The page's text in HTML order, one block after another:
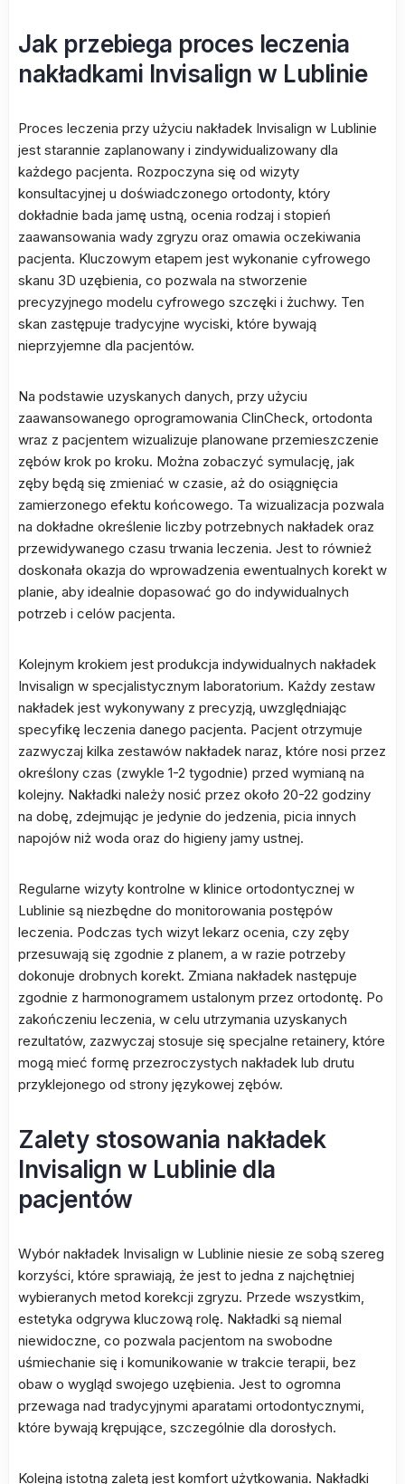
Jak przebiega proces leczenia
nakładkami Invisalign w Lublinie
Proces leczenia przy użyciu nakładek Invisalign w Lublinie
jest starannie zaplanowany i zindywidualizowany dla
każdego pacjenta. Rozpoczyna się od wizyty
konsultacyjnej u doświadczonego ortodonty, który
dokładnie bada jamę ustną, ocenia rodzaj i stopień
zaawansowania wady zgryzu oraz omawia oczekiwania
pacjenta. Kluczowym etapem jest wykonanie cyfrowego
skanu 3D uzębienia, co pozwala na stworzenie
precyzyjnego modelu cyfrowego szczęki i żuchwy. Ten
skan zastępuje tradycyjne wyciski, które bywają
nieprzyjemne dla pacjentów.
Na podstawie uzyskanych danych, przy użyciu
zaawansowanego oprogramowania ClinCheck, ortodonta
wraz z pacjentem wizualizuje planowane przemieszczenie
zębów krok po kroku. Można zobaczyć symulację, jak
zęby będą się zmieniać w czasie, aż do osiągnięcia
zamierzonego efektu końcowego. Ta wizualizacja pozwala
na dokładne określenie liczby potrzebnych nakładek oraz
przewidywanego czasu trwania leczenia. Jest to również
doskonała okazja do wprowadzenia ewentualnych korekt w
planie, aby idealnie dopasować go do indywidualnych
potrzeb i celów pacjenta.
Kolejnym krokiem jest produkcja indywidualnych nakładek
Invisalign w specjalistycznym laboratorium. Każdy zestaw
nakładek jest wykonywany z precyzją, uwzględniając
specyfikę leczenia danego pacjenta. Pacjent otrzymuje
zazwyczaj kilka zestawów nakładek naraz, które nosi przez
określony czas (zwykle 1-2 tygodnie) przed wymianą na
kolejny. Nakładki należy nosić przez około 20-22 godziny
na dobę, zdejmując je jedynie do jedzenia, picia innych
napojów niż woda oraz do higieny jamy ustnej.
Regularne wizyty kontrolne w klinice ortodontycznej w
Lublinie są niezbędne do monitorowania postępów
leczenia. Podczas tych wizyt lekarz ocenia, czy zęby
przesuwają się zgodnie z planem, a w razie potrzeby
dokonuje drobnych korekt. Zmiana nakładek następuje
zgodnie z harmonogramem ustalonym przez ortodontę. Po
zakończeniu leczenia, w celu utrzymania uzyskanych
rezultatów, zazwyczaj stosuje się specjalne retainery, które
mogą mieć formę przezroczystych nakładek lub drutu
przyklejonego od strony językowej zębów.
Zalety stosowania nakładek
Invisalign w Lublinie dla
pacjentów
Wybór nakładek Invisalign w Lublinie niesie ze sobą szereg
korzyści, które sprawiają, że jest to jedna z najchętniej
wybieranych metod korekcji zgryzu. Przede wszystkim,
estetyka odgrywa kluczową rolę. Nakładki są niemal
niewidoczne, co pozwala pacjentom na swobodne
uśmiechanie się i komunikowanie w trakcie terapii, bez
obaw o wygląd swojego uzębienia. Jest to ogromna
przewaga nad tradycyjnymi aparatami ortodontycznymi,
które bywają krępujące, szczególnie dla dorosłych.
Kolejną istotną zaletą jest komfort użytkowania. Nakładki